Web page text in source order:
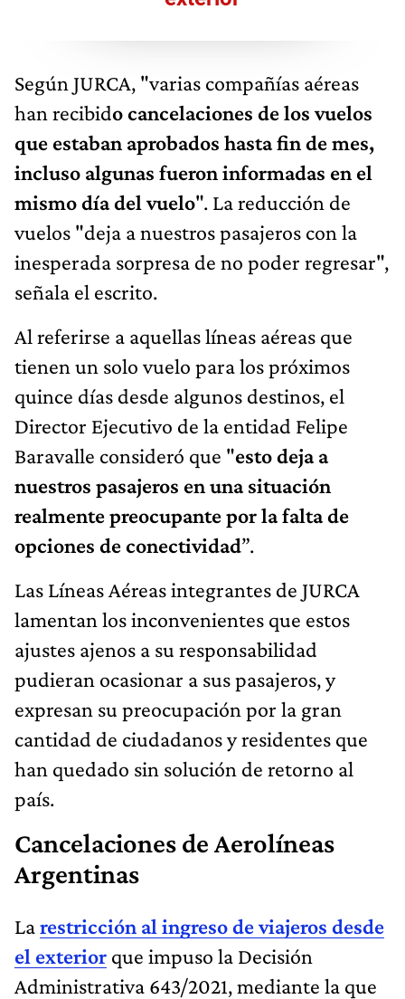
Según JURCA, "varias compañías aéreas
han recibido cancelaciones de los vuelos
que estaban aprobados hasta fin de mes,
incluso algunas fueron informadas en el
mismo día del vuelo". La reducción de
vuelos "deja a nuestros pasajeros con la
inesperada sorpresa de no poder regresar",
señala el escrito.
Al referirse a aquellas líneas aéreas que
tienen un solo vuelo para los próximos
quince días desde algunos destinos, el
Director Ejecutivo de la entidad Felipe
Baravalle consideró que "esto deja a
nuestros pasajeros en una situación
realmente preocupante por la falta de
opciones de conectividad”.
Las Líneas Aéreas integrantes de JURCA
lamentan los inconvenientes que estos
ajustes ajenos a su responsabilidad
pudieran ocasionar a sus pasajeros, y
expresan su preocupación por la gran
cantidad de ciudadanos y residentes que
han quedado sin solución de retorno al
país.
Cancelaciones de Aerolíneas
Argentinas
Larestricción al ingreso de viajeros desde
el exterior que impuso la Decisión
Administrativa 643/2021, mediante la que